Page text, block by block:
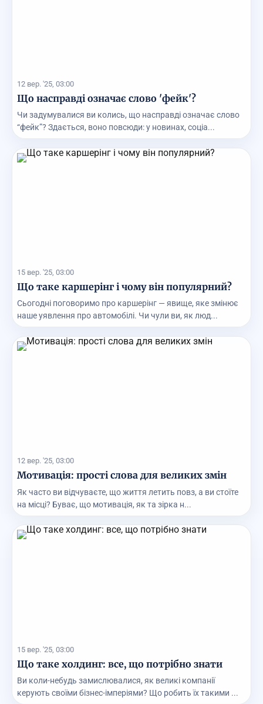
12 вер. '25, 03:00
Що насправді означає слово 'фейк'?
Чи задумувалися ви колись, що насправді означає слово
“фейк”? Здається, воно повсюди: у новинах, соціа...
15 вер. '25, 03:00
Що таке каршерінг і чому він популярний?
Сьогодні поговоримо про каршерінг — явище, яке змінює
наше уявлення про автомобілі. Чи чули ви, як люд...
12 вер. '25, 03:00
Мотивація: прості слова для великих змін
Як часто ви відчуваєте, що життя летить повз, а ви стоїте
на місці? Буває, що мотивація, як та зірка н...
15 вер. '25, 03:00
Що таке холдинг: все, що потрібно знати
Ви коли-небудь замислювалися, як великі компанії
керують своїми бізнес-імперіями? Що робить їх такими ...